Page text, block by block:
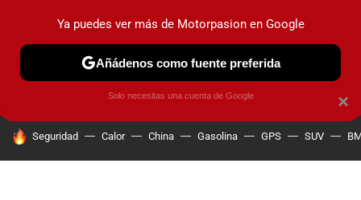
PRUEBAS COCHES ELÉCTRICOS OBSERVATORIO
HOY SE HABLA DE
Seguridad Calor China Gasolina GPS SUV
×
Ya puedes ver más de Motorpasion en Google
Añádenos como fuente preferida
Solo necesitas una cuenta de Google